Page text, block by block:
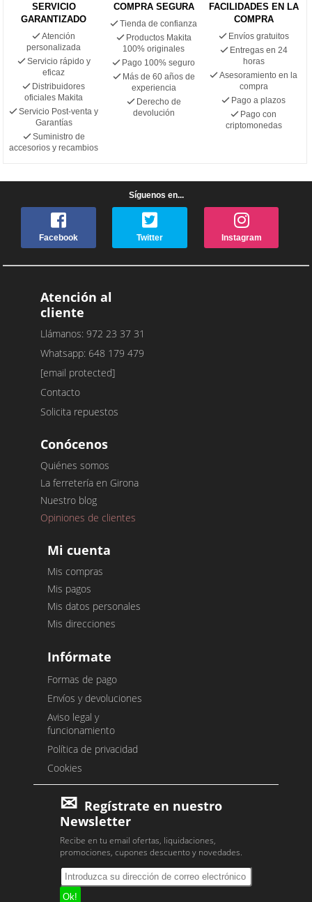
SERVICIO
GARANTIZADO
Atención
personalizada
Servicio rápido y
eficaz
Distribuidores
oficiales Makita
Servicio Post-venta y
Garantías
Suministro de
accesorios y recambios
COMPRA SEGURA
Tienda de confianza
Productos Makita
100% originales
Pago 100% seguro
Más de 60 años de
experiencia
Derecho de
devolución
FACILIDADES EN LA
COMPRA
Envíos gratuitos
Entregas en 24
horas
Asesoramiento en la
compra
Pago a plazos
Pago con
criptomonedas
Síguenos en...
Facebook Twitter Instagram
Atención al
cliente
Llámanos: 972 23 37 31
Whatsapp: 648 179 479
[email protected]
Contacto
Solicita repuestos
Conócenos
Quiénes somos
La ferretería en Girona
Nuestro blog
Opiniones de clientes
Mi cuenta
Mis compras
Mis pagos
Mis datos personales
Mis direcciones
Infórmate
Formas de pago
Envíos y devoluciones
Aviso legal y
funcionamiento
Política de privacidad
Cookies
Regístrate en nuestro
Newsletter
Recibe en tu email ofertas, liquidaciones,
promociones, cupones descuento y novedades.